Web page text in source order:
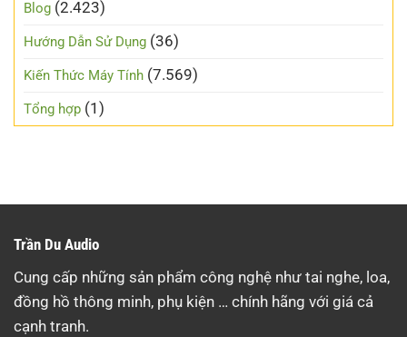
Blog (2.423)
Hướng Dẫn Sử Dụng (36)
Kiến Thức Máy Tính (7.569)
Tổng hợp (1)
Trần Du Audio
Cung cấp những sản phẩm công nghệ như tai nghe, loa,
đồng hồ thông minh, phụ kiện … chính hãng với giá cả
cạnh tranh.